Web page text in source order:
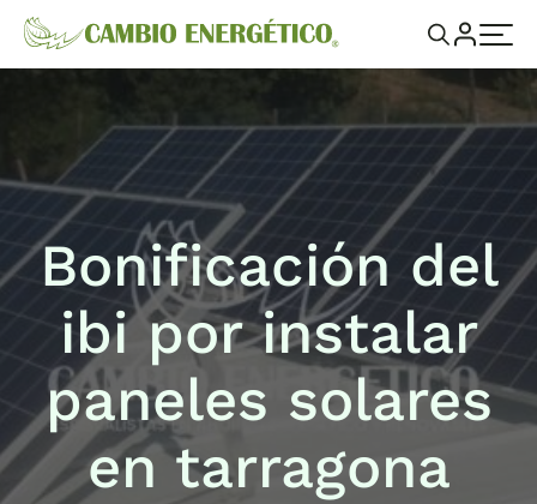
Bonificación del
ibi por instalar
paneles solares
en tarragona